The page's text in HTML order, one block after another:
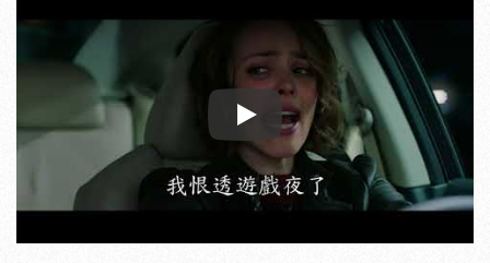
Play